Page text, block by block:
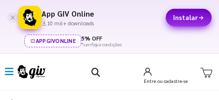
App GIV Online
10 mil+ downloads
Instalar
APPGIVONLINE 5% OFF
*verifique condições
Entre ou cadastre-se